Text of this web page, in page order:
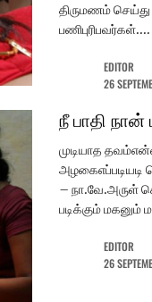
திருமணம்
பணிபுரிபவர்கள்....
EDITOR
26
நீ பாதி
முடியாத
– நா.வே.அருள்
படிக்கும் மகனும்
EDITOR
26